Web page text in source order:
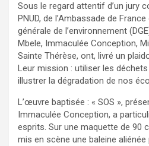
Sous le regard attentif d’un jury
PNUD, de l’Ambassade de
générale de l’environnement
Mbele, Immaculée Conception,
Sainte Thérèse, ont, livré un
Leur mission : utiliser les
illustrer la dégradation de nos
L’œuvre baptisée : « SOS »,
Immaculée Conception, a
esprits. Sur une maquette de 90
mis en scène une baleine